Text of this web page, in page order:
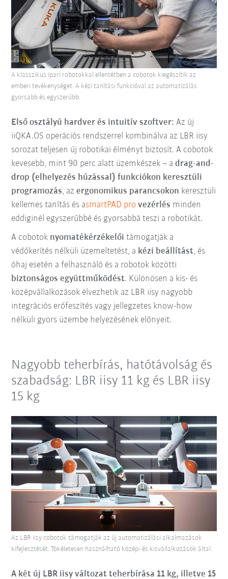
Első osztályú hardver és intuitív szoftver:Az új
iiQKA.OS operációs rendszerrel kombinálva az LBR iisy
sorozat teljesen új robotikai élményt biztosít. A cobotok
kevesebb, mint 90 perc alatt üzemkészek – adrag-and-
drop (elhelyezés húzással) funkciókon keresztüli
programozás, az ergonomikus parancsokon keresztüli
kellemes tanítás és asmartPAD pro vezérlés minden
eddiginél egyszerűbbé és gyorsabbá teszi a robotikát.
A cobotok nyomatékérzékelői támogatják a
védőkerítés nélküli üzemeltetést, a kézi beállítást, és
óhaj esetén a felhasználó és a robotok közötti
biztonságos együttműködést. Különösen a kis- és
középvállalkozások élvezhetik az LBR iisy nagyobb
integrációs erőfeszítés vagy jellegzetes know-how
nélküli gyors üzembe helyezésének előnyeit.
A klasszikus ipari robotokkal ellentétben a cobotok kiegészítik az
emberi tevékenységet. A kézi tanítási funkcióval az automatizálás
gyorsabb és egyszerűbb.
Nagyobb teherbírás, hatótávolság és
szabadság: LBR iisy 11 kg és LBR iisy
15 kg
A két új LBR iisy változat teherbírása 11 kg, illetve 15
Az LBR iisy cobotok támogatják az új automatizálási alkalmazások
kifejlesztését. Tökéletesen használható közép- és kisvállalkozások által.